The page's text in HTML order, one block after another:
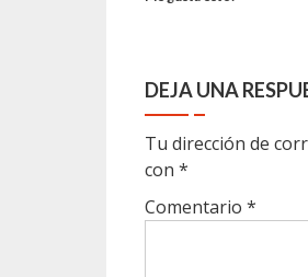
DEJA UNA
Tu dirección de
con *
Comentario *